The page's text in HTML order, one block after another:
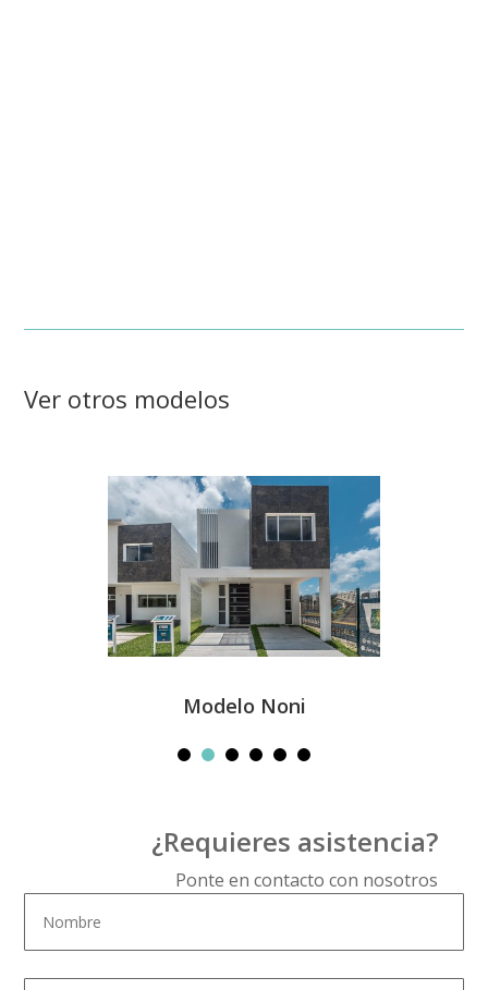
Ver otros modelos
Modelo Noni
¿Requieres asistencia?
Ponte en contacto con nosotros